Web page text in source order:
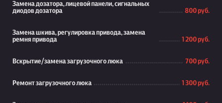
Замена дозатора, лицевой панели, сигнальных
диодов дозатора
800 руб.
Замена шкива, регулировка привода, замена
ремня привода
1 200 руб.
Вскрытие/замена загрузочного люка 700 руб.
Ремонт загрузочного люка 1 300 руб.